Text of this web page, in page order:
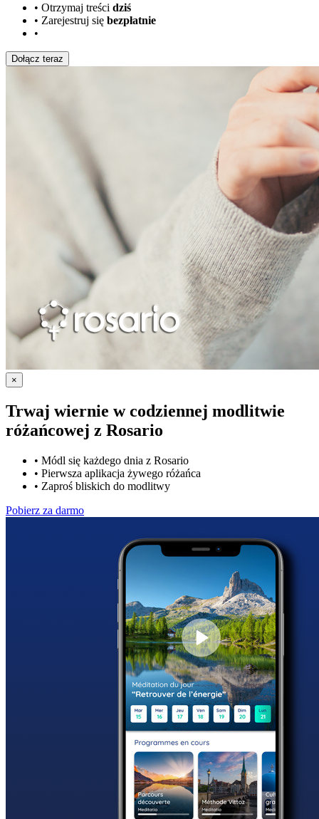
• Otrzymaj treści dziś
• Zarejestruj się bezpłatnie
•
Dołącz teraz
×
Trwaj wiernie w codziennej modlitwie
różańcowej z Rosario
• Módl się każdego dnia z Rosario
• Pierwsza aplikacja żywego różańca
• Zaproś bliskich do modlitwy
Pobierz za darmo